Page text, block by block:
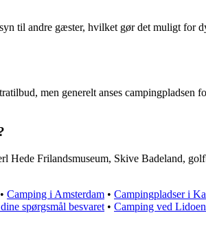
til andre gæster, hvilket gør det muligt for
men generelt anses
Frilandsmuseum, Skive Badeland,
• Camping i Amsterdam • Campingpladser i
spørgsmål besvaret • Camping ved